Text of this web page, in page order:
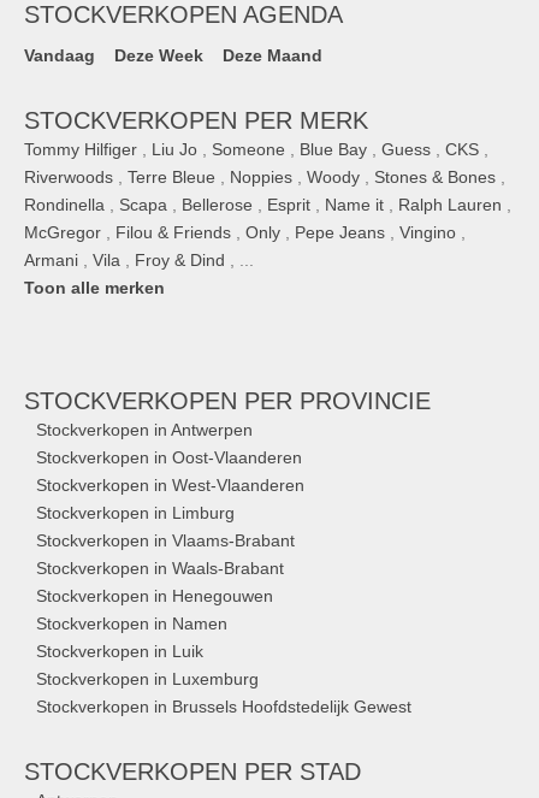
STOCKVERKOPEN AGENDA
Vandaag Deze Week Deze Maand
STOCKVERKOPEN PER MERK
Tommy Hilfiger Liu Jo Someone Blue Bay Guess CKS
Riverwoods
Terre Bleue Noppies Woody Stones & Bones
Rondinella
Scapa Bellerose Esprit Name it Ralph Lauren
McGregor
Filou & Friends Only Pepe Jeans Vingino
Armani
Vila Froy & Dind
Toon alle merken
STOCKVERKOPEN PER PROVINCIE
Stockverkopen in Antwerpen
Stockverkopen in Oost-Vlaanderen
Stockverkopen in West-Vlaanderen
Stockverkopen in Limburg
Stockverkopen in Vlaams-Brabant
Stockverkopen in Waals-Brabant
Stockverkopen in Henegouwen
Stockverkopen in Namen
Stockverkopen in Luik
Stockverkopen in Luxemburg
Stockverkopen in Brussels Hoofdstedelijk Gewest
STOCKVERKOPEN PER STAD